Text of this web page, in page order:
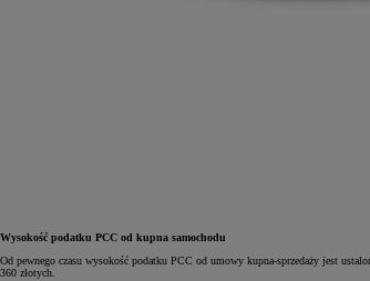
Wysokość podatku PCC od kupna samochodu
Od pewnego czasu wysokość podatku PCC od umowy kupna-sprzedaży jest
360 złotych.